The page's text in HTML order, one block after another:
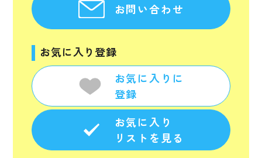
お問い合わせ
お気に入り登録
お気に入りに
登録
お気に入り
リストを見る